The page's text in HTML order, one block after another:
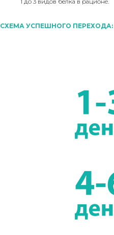
СХЕМА УСПЕШНОГО ПЕРЕХОДА: